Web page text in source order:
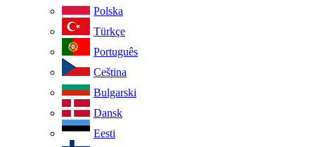
Polska
Türkçe
Português
Ceština
Bulgarski
Dansk
Eesti